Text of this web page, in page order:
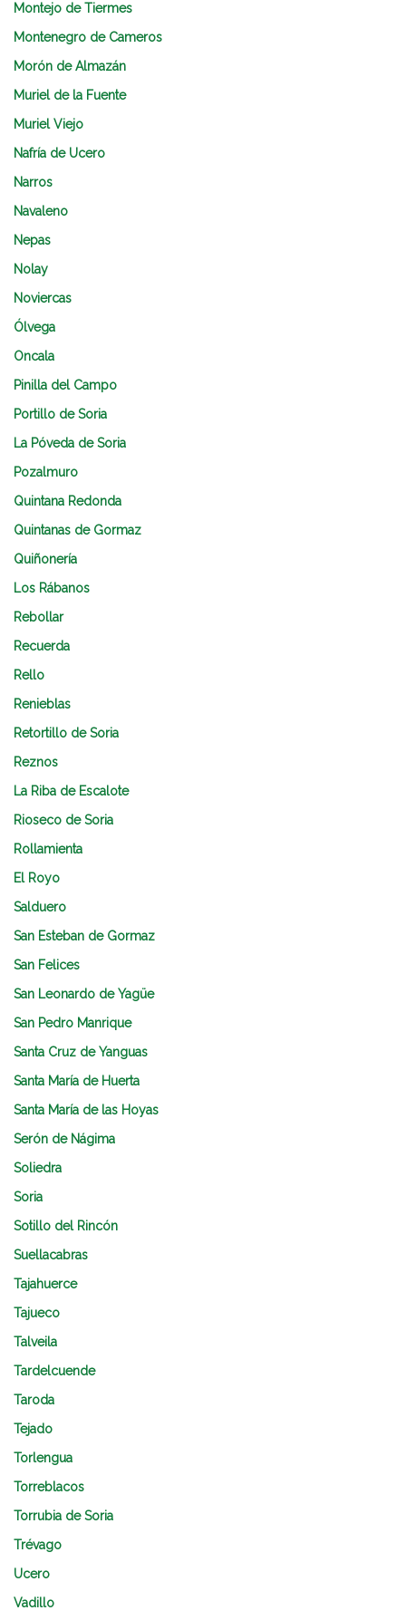
Montejo de Tiermes
Montenegro de Cameros
Morón de Almazán
Muriel de la Fuente
Muriel Viejo
Nafría de Ucero
Narros
Navaleno
Nepas
Nolay
Noviercas
Ólvega
Oncala
Pinilla del Campo
Portillo de Soria
La Póveda de Soria
Pozalmuro
Quintana Redonda
Quintanas de Gormaz
Quiñonería
Los Rábanos
Rebollar
Recuerda
Rello
Renieblas
Retortillo de Soria
Reznos
La Riba de Escalote
Rioseco de Soria
Rollamienta
El Royo
Salduero
San Esteban de Gormaz
San Felices
San Leonardo de Yagüe
San Pedro Manrique
Santa Cruz de Yanguas
Santa María de Huerta
Santa María de las Hoyas
Serón de Nágima
Soliedra
Soria
Sotillo del Rincón
Suellacabras
Tajahuerce
Tajueco
Talveila
Tardelcuende
Taroda
Tejado
Torlengua
Torreblacos
Torrubia de Soria
Trévago
Ucero
Vadillo